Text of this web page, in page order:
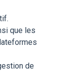
que les
de